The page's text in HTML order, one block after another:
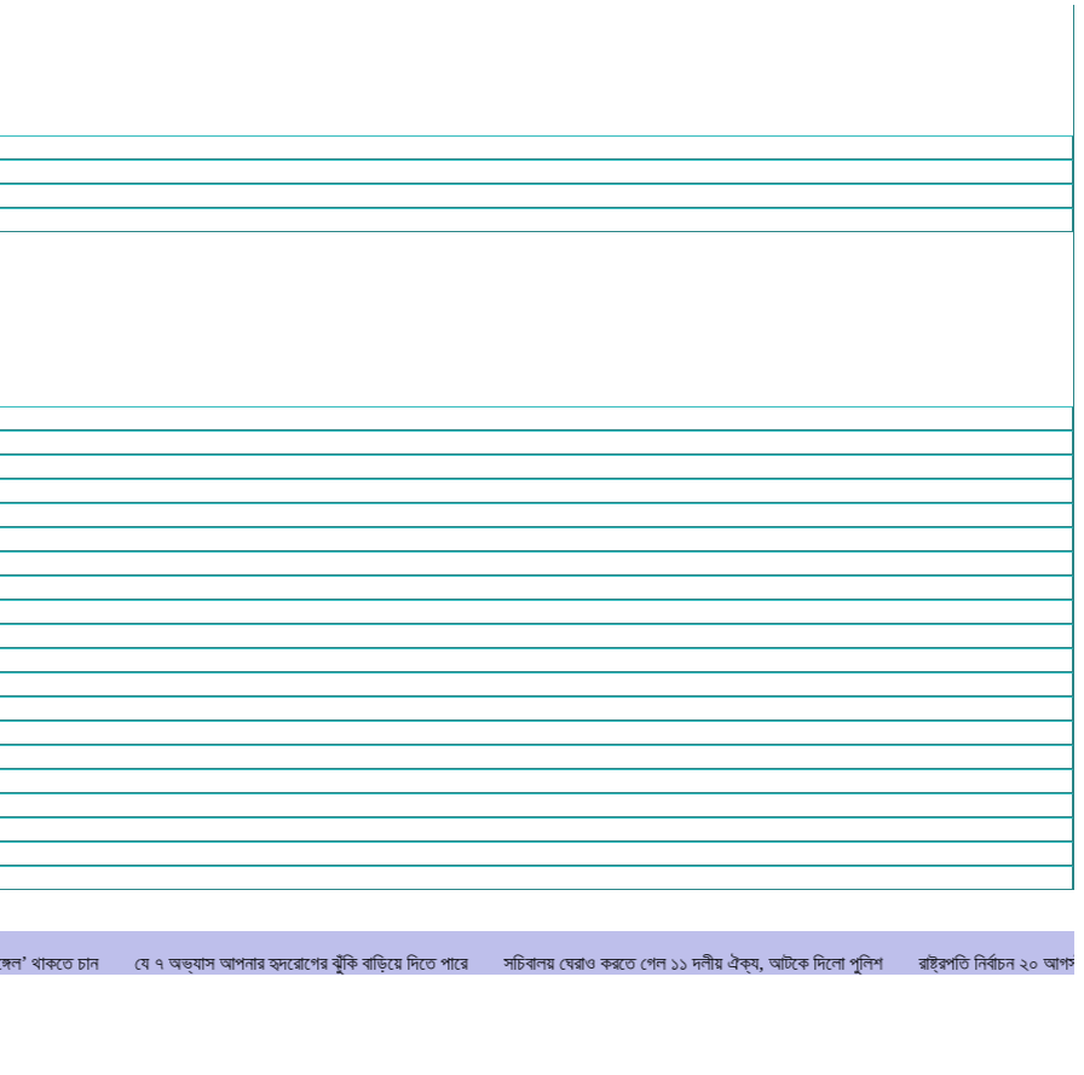
যে ৭ অভ্যাস আপনার হৃদরোগের ঝুঁকি বাড়িয়ে দিতে পারে সচিবালয় ঘেরাও করতে গেল ১১ দলীয় ঐক্য, আটকে দিলো পুলিশ রাষ্ট্রপতি নির্বাচন ২০ আগস্ট